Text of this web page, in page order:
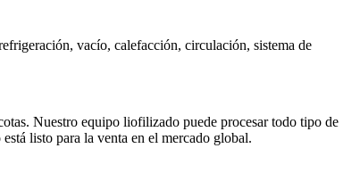
vacío, calefacción, circulación, sistema de
Nuestro equipo liofilizado puede procesar todo tipo de
listo para la venta en el mercado global.